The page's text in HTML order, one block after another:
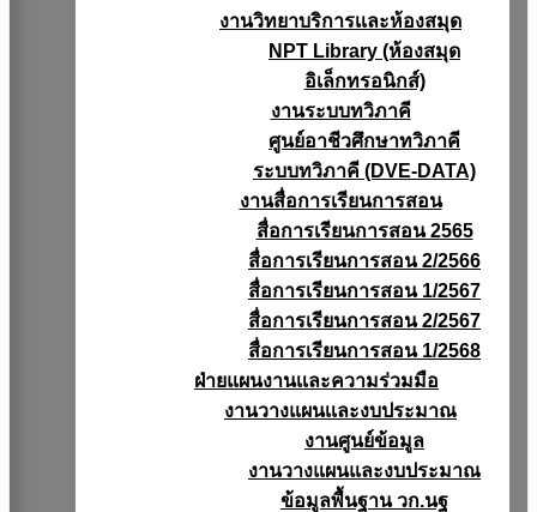
งานวิทยาบริการเเละห้องสมุด
NPT Library (ห้องสมุด
อิเล็กทรอนิกส์)
งานระบบทวิภาคี
ศูนย์อาชีวศึกษาทวิภาคี
ระบบทวิภาคี (DVE-DATA)
งานสื่อการเรียนการสอน
สื่อการเรียนการสอน 2565
สื่อการเรียนการสอน 2/2566
สื่อการเรียนการสอน 1/2567
สื่อการเรียนการสอน 2/2567
สื่อการเรียนการสอน 1/2568
ฝ่ายแผนงานเเละความร่วมมือ
งานวางแผนเเละงบประมาณ
งานศูนย์ข้อมูล
งานวางแผนและงบประมาณ
ข้อมูลพื้นฐาน วก.นฐ